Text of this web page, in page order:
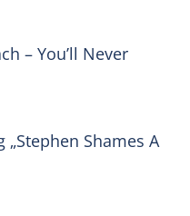
– You’ll Never
Shames A